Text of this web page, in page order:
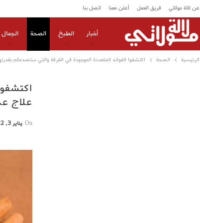
عن لالة مولاتي فريق العمل أعلن معنا اتصل بنا
أخبار الطبخ الصحة الجمال
الرئيسية الصحة اكتشفوا الفوائد المتعددة الموجودة في القرفة والتي ستصدمكم
علاج
On يناير 3, 2022